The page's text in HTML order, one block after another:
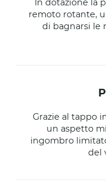
In dotazione la
remoto rotante,
di bagnarsi le
Grazie al tappo
un aspetto
ingombro
del